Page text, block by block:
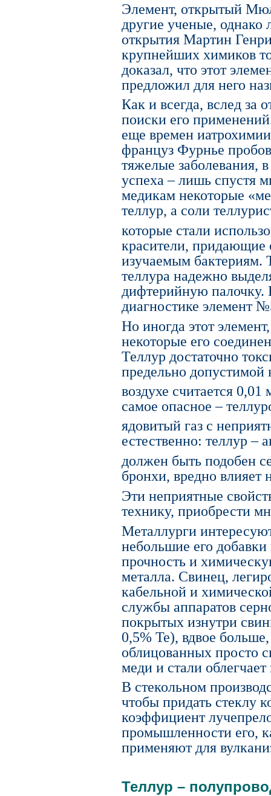
Элемент, открытый
другие ученые, однако
открытия Мартин
крупнейших химиков
доказал, что этот
предложил для него
Как и всегда, вслед за
поиски его
еще времен
француз Фурнье
тяжелые заболевания,
успеха – лишь спустя
медикам некоторые
теллур, а соли
которые стали
красители, придающие
изучаемым
теллура надежно
дифтерийную палочку.
диагностике элемент
Но иногда этот
некоторые его
Теллур достаточно
предельно допустимой
воздухе считается 0,01
самое опасное –
ядовитый газ с
естественно: теллур –
должен быть подобен
бронхи, вредно влияет
Эти неприятные
технику, приобрести
Металлурги
небольшие его
прочность и
металла. Свинец,
кабельной и
службы аппаратов
покрытых изнутри
0,5% Te), вдвое
облицованных просто
меди и стали
В стекольном
чтобы придать стеклу
коэффициент
промышленности его,
применяют для
Теллур –